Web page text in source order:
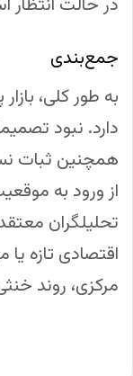
جمع‌بندی
به طور کلی،
دارد. نبود
همچنین ثبات
از ورود به
تحلیلگران
اقتصادی تازه
مرکزی، روند